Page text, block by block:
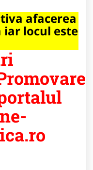
afacerea
locul este